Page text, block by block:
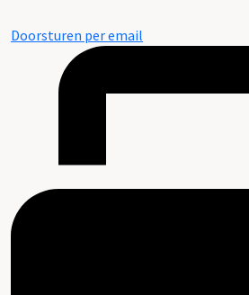
Doorsturen per email